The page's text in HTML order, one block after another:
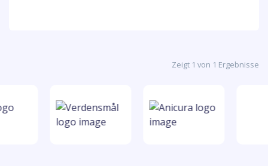
Zeigt 1 von 1 Ergebnisse